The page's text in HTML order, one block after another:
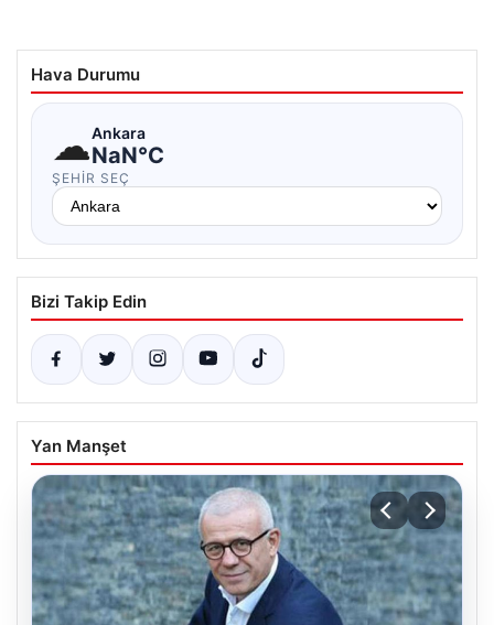
Hava Durumu
☁Ankara
NaN°C
ŞEHIR SEÇ
Bizi Takip Edin
Yan Manşet